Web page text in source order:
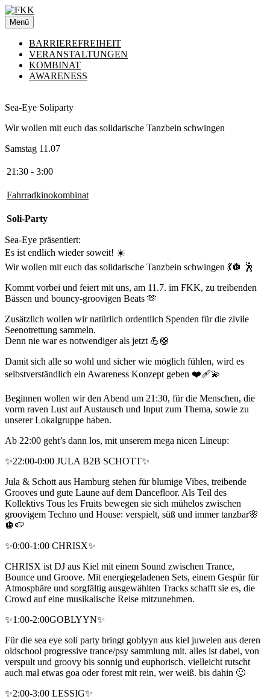
Zum
Inhalt
springen
Menü
BARRIEREFREIHEIT
VERANSTALTUNGEN
KOMBINAT
AWARENESS
Sea-Eye Soliparty
Wir wollen mit euch das solidarische Tanzbein schwingen
Samstag 11.07
21:30 - 3:00
Fahrradkinokombinat
Soli-Party
Sea-Eye präsentiert:
Es ist endlich wieder soweit! ☀️
Wir wollen mit euch das solidarische Tanzbein schwingen 💃🪩 🕺
Kommt vorbei und feiert mit uns, am 11.7. im FKK, zu treibenden
Bässen und bouncy-groovigen Beats 🫶
Zusätzlich wollen wir natürlich ordentlich Spenden für die zivile
Seenotrettung sammeln.
Denn nie war es notwendiger als jetzt 💪🛟
Damit sich alle so wohl und sicher wie möglich fühlen, wird es
selbstverständlich ein Awareness Konzept geben ❤️‍🩹💫
Beginnen wollen wir den Abend um 21:30, für die Menschen, die
vorm raven Lust auf Austausch und Input zum Thema, sowie zu
unserer Lokalgruppe haben.
Ab 22:00 geht’s dann los, mit unserem mega nicen Lineup:
✨22:00-0:00 JULA B2B SCHOTT✨
Jula & Schott aus Hamburg stehen für blumige Vibes, treibende
Grooves und gute Laune auf dem Dancefloor. Als Teil des
Kollektivs Tous les Fruits bewegen sie sich mühelos zwischen
groovigem Techno und House: verspielt, süß und immer tanzbar🌸
🪩🍉
✨0:00-1:00 CHRISX✨
CHRISX ist DJ aus Kiel mit einem Sound zwischen Trance,
Bounce und Groove. Mit energiegeladenen Sets, einem Gespür für
Atmosphäre und sorgfältig ausgewählten Tracks schafft sie es, die
Crowd auf eine musikalische Reise mitzunehmen.
✨1:00-2:00GOBLYYN✨
Für die sea eye soli party bringt goblyyn aus kiel juwelen aus deren
oldschool progressive trance/psy sammlung mit. alles ist dabei, von
verspult und groovy bis sonnig und euphorisch. vielleicht rutscht
auch mal etwas goa oder forest mit rein, wer weiß. bis dahin 🙂
✨2:00-3:00 LESSIG✨